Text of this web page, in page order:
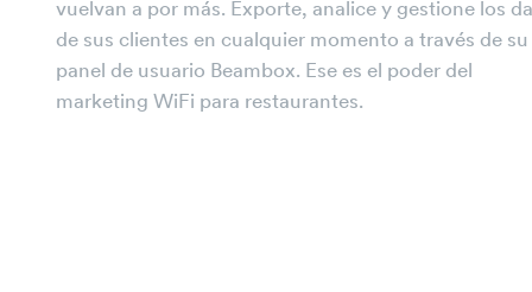
vuelvan a por más. Exporte, analice y gestione los
de sus clientes en cualquier momento a través de su
panel de usuario Beambox. Ese es el poder del
marketing WiFi para restaurantes.